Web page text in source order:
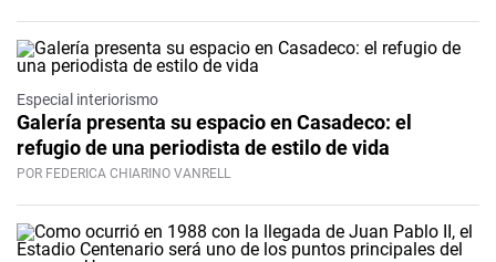
Especial interiorismo
Galería presenta su espacio en Casadeco: el
refugio de una periodista de estilo de vida
POR FEDERICA CHIARINO VANRELL